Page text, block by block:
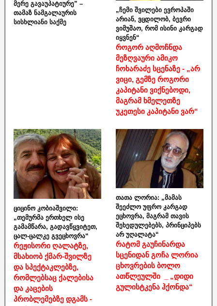
მერე გავაუპატიურე” –
თამაზ ნამგალაურის
სისხლიანი საქმე
„ჩემი შვილები ევროპაში
არიან, ვცდილობ, ბევრი
ვიმუშაო, რომ ისინი კარგად
იყვნენ“
როგორ აღმოჩნდა
მეზღვაური ამიკო
ჩოხარაძე სცენაზე - „არ
ვიცი, გემზე როგორი
კაპიტანი ვიქნებოდი,
მაგრამ ხმელეთზე
უკეთესი კაპიტანი ვარ“
ციცინო კობიაშვილი:
„თემურმა ერთხელ ისე
გამამწარა, გადავწყვიტეთ,
ცალ-ცალკე გვეცხოვრა“
რეჟისორი ღალატზე,
მსახიობ ქმარ-შვილზე
და სპექტაკლებზე,
რომლებსაც ქალებისა
და კაცების
პრობლემებზე დგამს -
თათა ლორია: „მამას
შეეძლო უფრო კარგად
ეცხოვრა, მაგრამ თავის
შეხედულებებს, პრინციპებს
არ უღალატა“
რატომ გაუჩინარდა
სცენიდან გოჩა ლორია
ცხოვრების ბოლო
ათწლეულში _ „დიდი
გულისტკენა ჰქონდა“